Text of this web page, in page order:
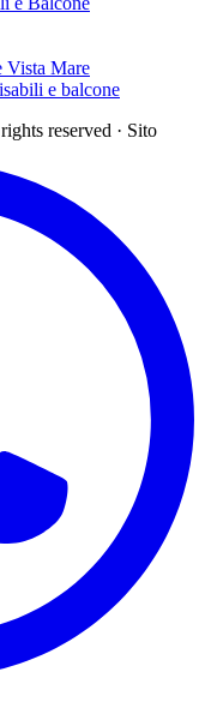
Vista Mare
e balcone
reserved · Sito